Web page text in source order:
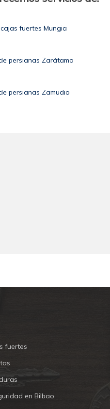
fuertes Mungia
persianas Zarátamo
persianas Zamudio
fuertes
en Bilbao